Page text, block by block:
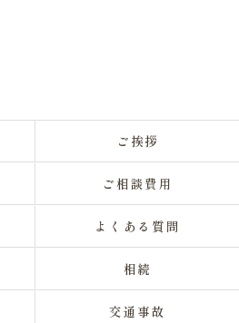
ご挨拶
ご相談費用
よくある質問
相続
交通事故